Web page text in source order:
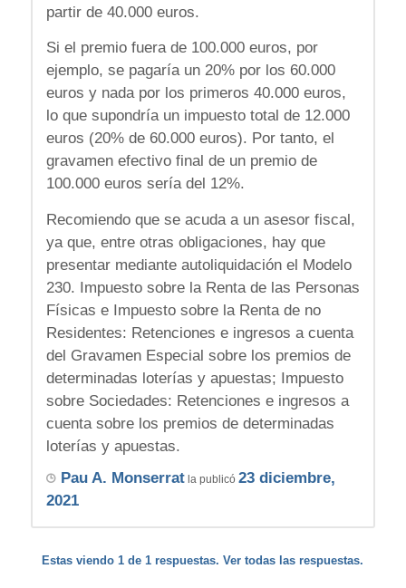
partir de 40.000 euros.
Si el premio fuera de 100.000 euros, por
ejemplo, se pagaría un 20% por los 60.000
euros y nada por los primeros 40.000 euros,
lo que supondría un impuesto total de 12.000
euros (20% de 60.000 euros). Por tanto, el
gravamen efectivo final de un premio de
100.000 euros sería del 12%.
Recomiendo que se acuda a un asesor fiscal,
ya que, entre otras obligaciones, hay que
presentar mediante autoliquidación el Modelo
230. Impuesto sobre la Renta de las Personas
Físicas e Impuesto sobre la Renta de no
Residentes: Retenciones e ingresos a cuenta
del Gravamen Especial sobre los premios de
determinadas loterías y apuestas; Impuesto
sobre Sociedades: Retenciones e ingresos a
cuenta sobre los premios de determinadas
loterías y apuestas.
Pau A. Monserratla publicó 23 diciembre,
2021
Estas viendo 1 de 1 respuestas. Ver todas las respuestas.